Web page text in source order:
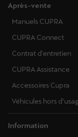
Après-vente
Manuels CUPRA
CUPRA Connect
Contrat d'entretien
CUPRA Assistance
Accessoires Cupra
Véhicules hors
Information